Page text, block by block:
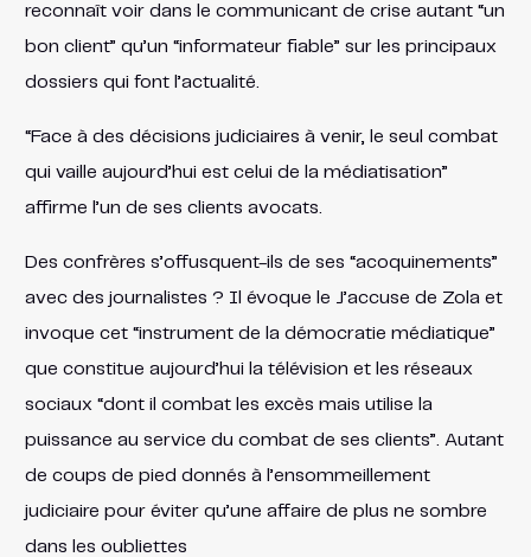
reconnaît voir dans le communicant de crise autant “un
bon client” qu’un “informateur fiable” sur les principaux
dossiers qui font l’actualité.
“Face à des décisions judiciaires à venir, le seul combat
qui vaille aujourd’hui est celui de la médiatisation”
affirme l’un de ses clients avocats.
Des confrères s’offusquent-ils de ses “acoquinements”
avec des journalistes ? Il évoque le J’accuse de Zola et
invoque cet “instrument de la démocratie médiatique”
que constitue aujourd’hui la télévision et les réseaux
sociaux “dont il combat les excès mais utilise la
puissance au service du combat de ses clients”. Autant
de coups de pied donnés à l’ensommeillement
judiciaire pour éviter qu’une affaire de plus ne sombre
dans les oubliettes